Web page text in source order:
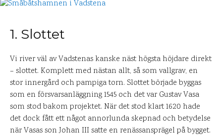
1. Slottet
Vi river väl av Vadstenas kanske näst högsta höjdare direkt
– slottet. Komplett med nästan allt, så som vallgrav, en
stor innergård och pampiga torn. Slottet började byggas
som en försvarsanläggning 1545 och det var Gustav Vasa
som stod bakom projektet. När det stod klart 1620 hade
det dock fått ett något annorlunda skepnad och betydelse
när Vasas son Johan III satte en renässansprägel på bygget.